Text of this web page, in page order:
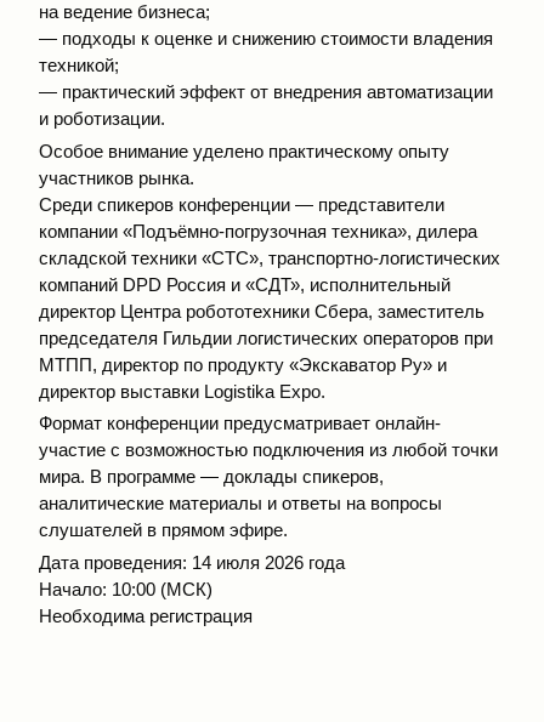
на ведение бизнеса;
— подходы к оценке и снижению стоимости владения
техникой;
— практический эффект от внедрения автоматизации
и роботизации.
Особое внимание уделено практическому опыту
участников рынка.
Среди спикеров конференции — представители
компании «Подъёмно-погрузочная техника», дилера
складской техники «СТС», транспортно-логистических
компаний DPD Россия и «СДТ», исполнительный
директор Центра робототехники Сбера, заместитель
председателя Гильдии логистических операторов при
МТПП, директор по продукту «Экскаватор Ру» и
директор выставки Logistika Expo.
Формат конференции предусматривает онлайн-
участие с возможностью подключения из любой точки
мира. В программе — доклады спикеров,
аналитические материалы и ответы на вопросы
слушателей в прямом эфире.
Дата проведения: 14 июля 2026 года
Начало: 10:00 (МСК)
Необходима регистрация